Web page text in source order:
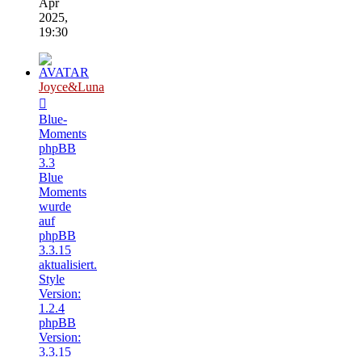
Apr
2025,
19:30
Joyce&Luna
Blue-
Moments
phpBB
3.3
Blue
Moments
wurde
auf
phpBB
3.3.15
aktualisiert.
Style
Version:
1.2.4
phpBB
Version:
3.3.15